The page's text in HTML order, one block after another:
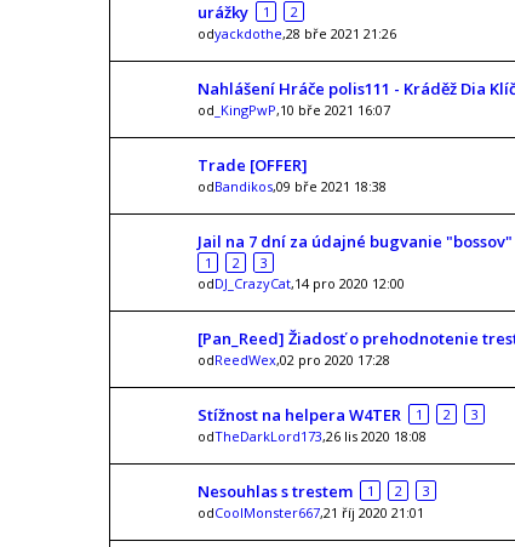
urážky 1
2
odyackdothe,28 bře 2021 21:26
Nahlášení Hráče polis111 - Kráděž Dia
od _KingPwP,10 bře 2021 16:07
Trade [OFFER]
odBandikos,09 bře 2021 18:38
Jail na 7 dní za údajné bugvanie
1 2
3
odDJ_CrazyCat,14 pro 2020 12:00
[Pan_Reed] Žiadosť o prehodnotenie
odReedWex,02 pro 2020 17:28
Stížnost na helpera W4TER 1 2
3
odTheDarkLord173,26 lis 2020 18:08
Nesouhlas s trestem 1 2
3
odCoolMonster667,21 říj 2020 21:01